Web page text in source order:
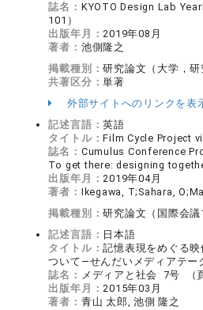
誌名： KYOTO Design Lab
101）
出版年月：2019年08月
著者： 池側隆之
掲載種別：研究論文（大学，研
共著区分：単著
外部サイトへのリンクを表
記述言語：英語
タイトル：Film Cycle Project
誌名： Cumulus Conference
To get there: designing
出版年月：2019年04月
著者： Ikegawa, T;Sahara,
掲載種別：研究論文（国際会議
記述言語： 日本語
タイトル：記憶表現をめぐる
ついて―せんだいメディアテー
誌名： メディアと社会 7号 （
出版年月：2015年03月
著者： 青山 太郎, 池側 隆之